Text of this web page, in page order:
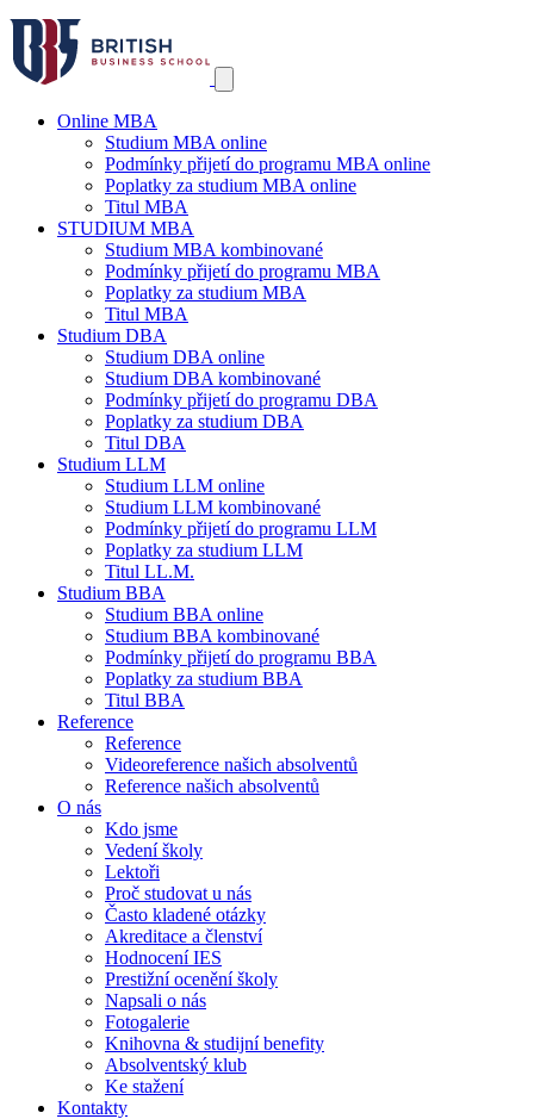
Online MBA
Studium MBA online
Podmínky přijetí do programu MBA online
Poplatky za studium MBA online
Titul MBA
STUDIUM MBA
Studium MBA kombinované
Podmínky přijetí do programu MBA
Poplatky za studium MBA
Titul MBA
Studium DBA
Studium DBA online
Studium DBA kombinované
Podmínky přijetí do programu DBA
Poplatky za studium DBA
Titul DBA
Studium LLM
Studium LLM online
Studium LLM kombinované
Podmínky přijetí do programu LLM
Poplatky za studium LLM
Titul LL.M.
Studium BBA
Studium BBA online
Studium BBA kombinované
Podmínky přijetí do programu BBA
Poplatky za studium BBA
Titul BBA
Reference
Reference
Videoreference našich absolventů
Reference našich absolventů
O nás
Kdo jsme
Vedení školy
Lektoři
Proč studovat u nás
Často kladené otázky
Akreditace a členství
Hodnocení IES
Prestižní ocenění školy
Napsali o nás
Fotogalerie
Knihovna & studijní benefity
Absolventský klub
Ke stažení
Kontakty